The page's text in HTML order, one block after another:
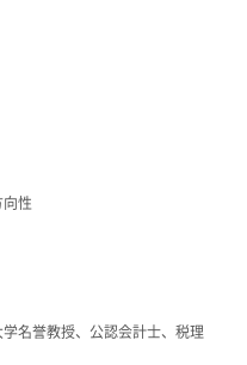
性
名誉教授、公認会計士、税理